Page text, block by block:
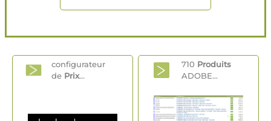
configurateur
de Prix...
710 Produits
ADOBE...